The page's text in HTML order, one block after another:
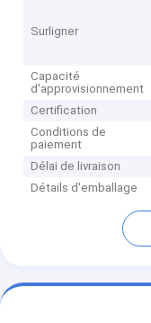
Surligner
Capacité
d'approvisionnement
Certification
Conditions de
paiement
Délai de livraison
Détails d'emballage